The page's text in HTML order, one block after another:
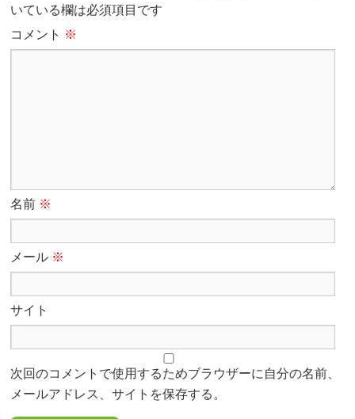
いている欄は必須項目です
コメント ※
名前 ※
メール ※
サイト
次回のコメントで使用するためブラウザーに自分の名前、
メールアドレス、サイトを保存する。